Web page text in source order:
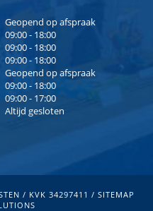
Geopend op afspraak
09:00 - 18:00
09:00 - 18:00
09:00 - 18:00
Geopend op afspraak
09:00 - 18:00
09:00 - 17:00
Altijd gesloten
/ KVK 34297411 / SITEMAP